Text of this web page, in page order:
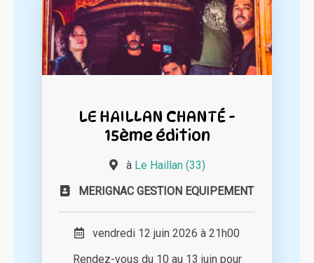
LE HAILLAN CHANTÉ -
15ème édition
à Le Haillan (33)
MERIGNAC GESTION EQUIPEMENT
vendredi 12 juin 2026 à 21h00
Rendez-vous du 10 au 13 juin pour